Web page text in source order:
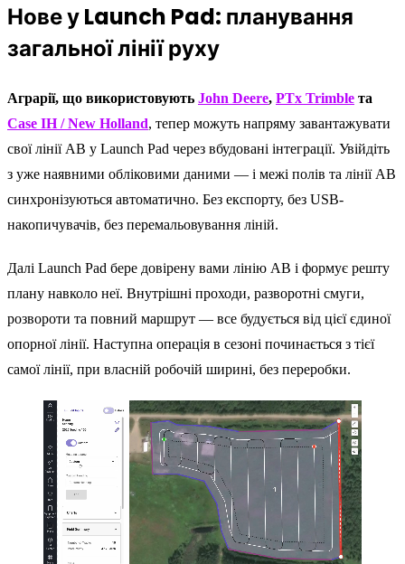
Нове у Launch Pad: планування
загальної лінії руху
Аграрії, що використовують John Deere, PTx Trimble та
Case IH / New Holland, тепер можуть напряму завантажувати
свої лінії AB у Launch Pad через вбудовані інтеграції. Увійдіть
з уже наявними обліковими даними — і межі полів та лінії AB
синхронізуються автоматично. Без експорту, без USB-
накопичувачів, без перемальовування ліній.
Далі Launch Pad бере довірену вами лінію AB і формує решту
плану навколо неї. Внутрішні проходи, разворотні смуги,
розвороти та повний маршрут — все будується від цієї єдиної
опорної лінії. Наступна операція в сезоні починається з тієї
самої лінії, при власній робочій ширині, без переробки.